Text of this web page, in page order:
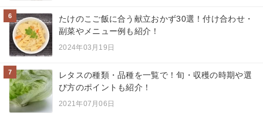
6
たけのこご飯に合う献立おかず30選！付け合わせ・
副菜やメニュー例も紹介！
2024年03月19日
7
レタスの種類・品種を一覧で！旬・収穫の時期や選
び方のポイントも紹介！
2021年07月06日